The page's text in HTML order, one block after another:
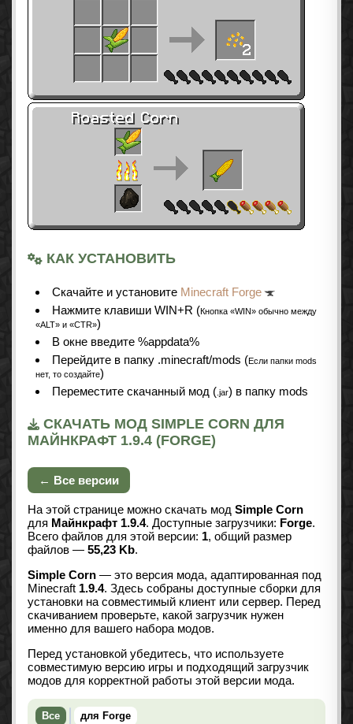
КАК УСТАНОВИТЬ
Cкачайте и установите Minecraft Forge
Нажмите клавиши WIN+R (Кнопка «WIN» обычно между
«ALT» и «CTR»)
В окне введите %appdata%
Перейдите в папку .minecraft/mods (Если папки mods
нет, то создайте)
Переместите скачанный мод ( .jar) в папку mods
СКАЧАТЬ МОД SIMPLE CORN ДЛЯ
МАЙНКРАФТ 1.9.4 (FORGE)
← Все версии
На этой странице можно скачать мод Simple Corn
для Майнкрафт 1.9.4. Доступные загрузчики: Forge.
Всего файлов для этой версии: 1, общий размер
файлов — 55,23 Kb.
Simple Corn — это версия мода, адаптированная под
Minecraft 1.9.4. Здесь собраны доступные сборки для
установки на совместимый клиент или сервер. Перед
скачиванием проверьте, какой загрузчик нужен
именно для вашего набора модов.
Перед установкой убедитесь, что используете
совместимую версию игры и подходящий загрузчик
модов для корректной работы этой версии мода.
Все для Forge